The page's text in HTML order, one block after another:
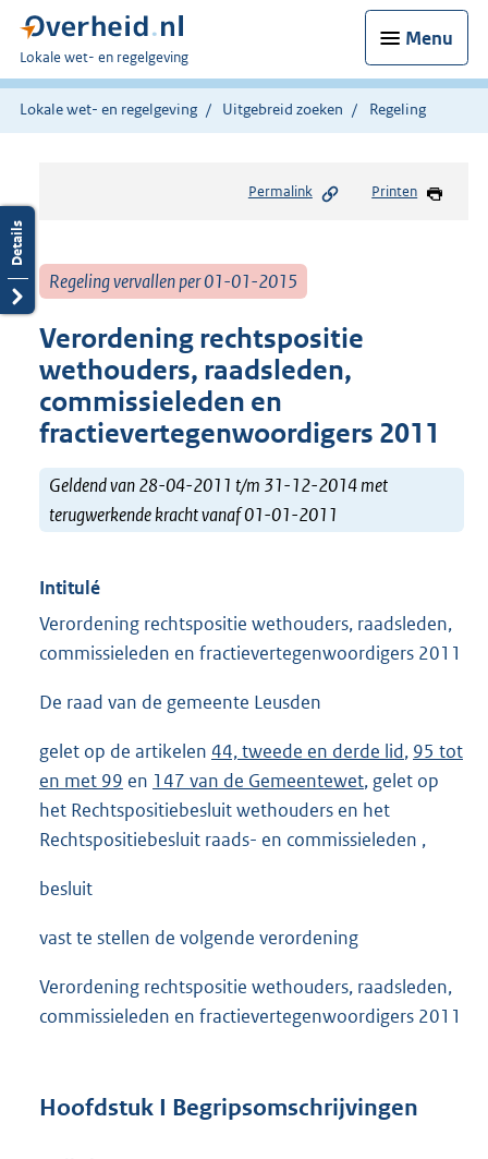
Menu
U
bent
hier:
Lokale wet- en regelgeving
Lokale wet- en regelgeving Uitgebreid zoeken Regeling
Permalink Printen
Regeling vervallen per 01-01-2015
Verordening rechtspositie
wethouders, raadsleden,
commissieleden en
fractievertegenwoordigers 2011
Geldend van 28-04-2011 t/m 31-12-2014 met
terugwerkende kracht vanaf 01-01-2011
Intitulé
Verordening rechtspositie wethouders, raadsleden,
commissieleden en fractievertegenwoordigers 2011
De raad van de gemeente Leusden
gelet op de artikelen 44, tweede en derde lid, 95 tot
en met 99 en 147 van de Gemeentewet, gelet op
het Rechtspositiebesluit wethouders en het
Rechtspositiebesluit raads- en commissieleden ,
besluit
vast te stellen de volgende verordening
Verordening rechtspositie wethouders, raadsleden,
commissieleden en fractievertegenwoordigers 2011
Hoofdstuk I Begripsomschrijvingen